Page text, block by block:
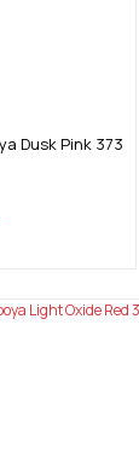
Dusk Pink 373